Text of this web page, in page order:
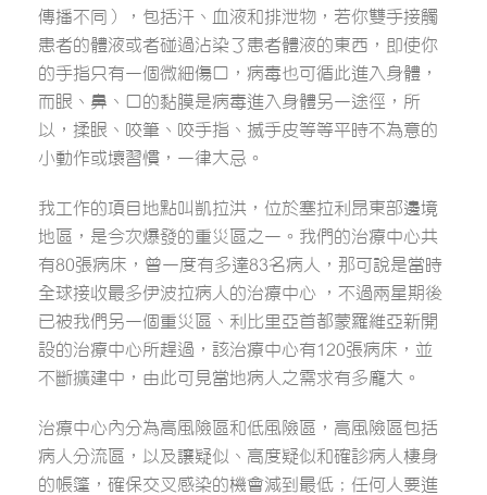
傳播不同），包括汗、血液和排泄物，若你雙手接觸
患者的體液或者碰過沾染了患者體液的東西，即使你
的手指只有一個微細傷口，病毒也可循此進入身體，
而眼、鼻、口的黏膜是病毒進入身體另一途徑，所
以，揉眼、咬筆、咬手指、搣手皮等等平時不為意的
小動作或壞習慣，一律大忌。
我工作的項目地點叫凱拉洪，位於塞拉利昂東部邊境
地區，是今次爆發的重災區之一。我們的治療中心共
有80張病床，曾一度有多達83名病人，那可說是當時
全球接收最多伊波拉病人的治療中心 ，不過兩星期後
已被我們另一個重災區、利比里亞首都蒙羅維亞新開
設的治療中心所趕過，該治療中心有120張病床，並
不斷擴建中，由此可見當地病人之需求有多龐大。
治療中心內分為高風險區和低風險區，高風險區包括
病人分流區，以及讓疑似、高度疑似和確診病人棲身
的帳篷，確保交叉感染的機會減到最低；任何人要進